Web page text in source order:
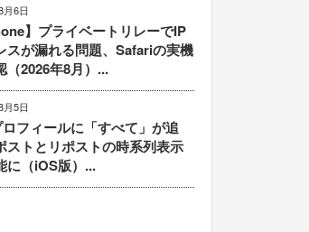
月6日
】プライベートリレーでIP
スが漏れる問題、Safariの実機
（2026年8月）...
月5日
フィールに「すべて」が追
ストとリポストの時系列表示
に（iOS版）...